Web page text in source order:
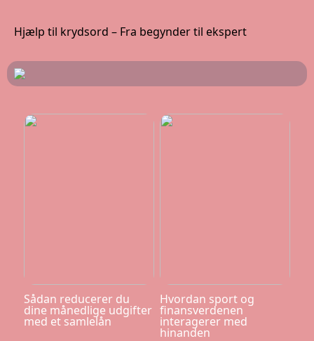
Hjælp til krydsord – Fra begynder til ekspert
Sådan reducerer du
dine månedlige udgifter
med et samlelån
Hvordan sport og
finansverdenen
interagerer med
hinanden